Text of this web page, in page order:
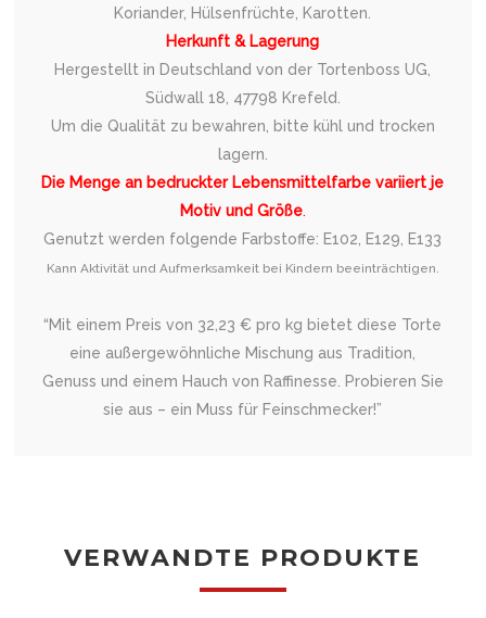
Koriander, Hülsenfrüchte, Karotten.
Herkunft & Lagerung
Hergestellt in Deutschland von der Tortenboss UG,
Südwall 18, 47798 Krefeld.
Um die Qualität zu bewahren, bitte kühl und trocken
lagern.
Die Menge an bedruckter Lebensmittelfarbe variiert je
Motiv und Größe.
Genutzt werden folgende Farbstoffe: E102, E129, E133
Kann Aktivität und Aufmerksamkeit bei Kindern beeinträchtigen.
“Mit einem Preis von 32,23 € pro kg bietet diese Torte
eine außergewöhnliche Mischung aus Tradition,
Genuss und einem Hauch von Raffinesse. Probieren Sie
sie aus – ein Muss für Feinschmecker!”
VERWANDTE PRODUKTE